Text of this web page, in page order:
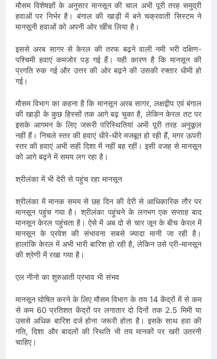
मौसम विशेषज्ञों के अनुसार मानसून की चाल अभी पूरी तरह समुद्री
हवाओं पर निर्भर है। बंगाल की खाड़ी में बने चक्रवाती सिस्टम ने
मानसूनी हवाओं को अपनी ओर खींच लिया है।
इससे अरब सागर से केरल की तरफ बढ़ने वाली नमी भरी दक्षिण-
पश्चिमी हवाएं कमजोर पड़ गई हैं। यही कारण है कि मानसून की
प्रगति रुक गई और उत्तर की ओर बढ़ने की उसकी रफ्तार धीमी हो
गई।
मौसम विभाग का कहना है कि मानसून अरब सागर, लक्षद्वीप एवं बंगाल
की खाड़ी के कुछ हिस्सों तक आगे बढ़ चुका है, लेकिन केरल तट पर
इसके आगमन के लिए जरूरी परिस्थितियां अभी पूरी तरह अनुकूल
नहीं हैं। निचले स्तर की हवाएं धीरे-धीरे मजबूत हो रही हैं, मगर ऊपरी
स्तर की हवाएं अभी सही दिशा में नहीं बह रहीं। इसी वजह से मानसून
को आगे बढ़ने में समय लग रहा है।
श्रीलंका में भी देरी से पहुंच रहा मानसून
श्रीलंका में मानक समय से छह दिन की देरी से आधिकारिक तौर पर
मानसून पहुंच गया है। श्रीलंका पहुंचने के लगभग एक सप्ताह बाद
मानसून केरल पहुंचता है। ऐसे में अब दो से चार जून के बीच केरल में
मानसून के प्रवेश की संभावना सबसे ज्यादा मानी जा रही है।
हालांकि केरल में अभी भारी बारिश हो रही है, लेकिन उसे प्री-मानसून
की श्रेणी में रखा गया है।
एल नीनो का शुरुआती प्रभाव भी संभव
मानसून घोषित करने के लिए मौसम विभाग के तय 14 केंद्रों में से कम
से कम 60 प्रतिशत केंद्रों पर लगातार दो दिनों तक 2.5 मिमी या
उससे अधिक बारिश दर्ज होना जरूरी होता है। इसके साथ हवा की
गति, दिशा और बादलों की स्थिति भी तय मानकों पर खरी उतरनी
चाहिए।